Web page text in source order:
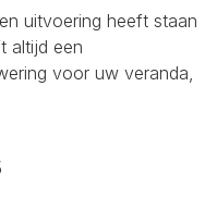
uitvoering heeft staan
altijd een
voor uw veranda,